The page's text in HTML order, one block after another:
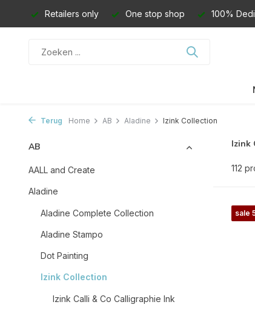
Retailers only One stop shop 100%
Terug Home AB Aladine Izink Collection
AB
AALL and Create
Aladine
Aladine Complete Collection
Aladine Stampo
Dot Painting
Izink Collection
Izink Calli & Co Calligraphie Ink
Izink
112
sale